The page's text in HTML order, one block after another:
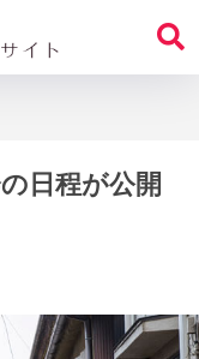
日程が公開